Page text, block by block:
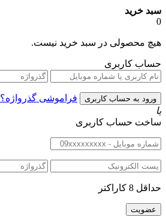
سبد خرید
0
هیچ محصولی در سبد خرید نیست.
حساب کاربری
فراموشی گذرواژه؟
یا
ساخت حساب کاربری
حداقل 8 کاراکتر